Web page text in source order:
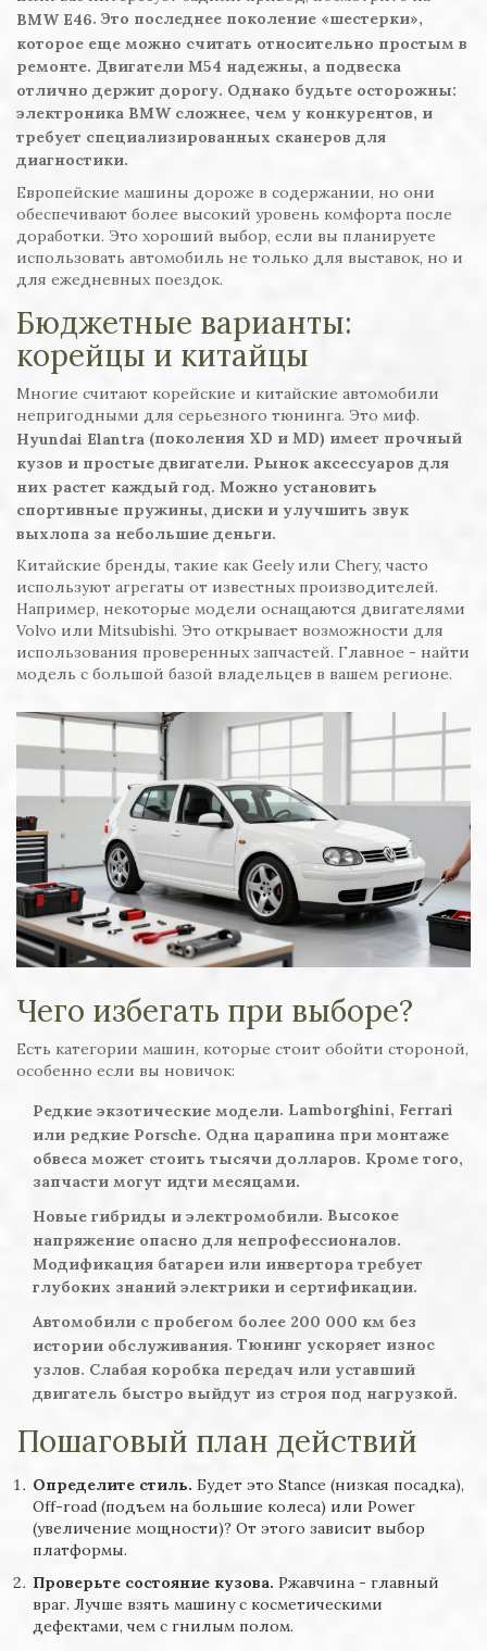
BMW E46. Это последнее поколение «шестерки»,
которое еще можно считать относительно простым в
ремонте. Двигатели M54 надежны, а подвеска
отлично держит дорогу. Однако будьте осторожны:
электроника BMW сложнее, чем у конкурентов, и
требует специализированных сканеров для
диагностики.
Европейские машины дороже в содержании, но они
обеспечивают более высокий уровень комфорта после
доработки. Это хороший выбор, если вы планируете
использовать автомобиль не только для выставок, но и
для ежедневных поездок.
Бюджетные варианты:
корейцы и китайцы
Многие считают корейские и китайские автомобили
непригодными для серьезного тюнинга. Это миф.
Hyundai Elantra (поколения XD и MD) имеет прочный
кузов и простые двигатели. Рынок аксессуаров для
них растет каждый год. Можно установить
спортивные пружины, диски и улучшить звук
выхлопа за небольшие деньги.
Китайские бренды, такие как Geely или Chery, часто
используют агрегаты от известных производителей.
Например, некоторые модели оснащаются двигателями
Volvo или Mitsubishi. Это открывает возможности для
использования проверенных запчастей. Главное - найти
модель с большой базой владельцев в вашем регионе.
Чего избегать при выборе?
Есть категории машин, которые стоит обойти стороной,
особенно если вы новичок:
Редкие экзотические модели. Lamborghini, Ferrari
или редкие Porsche. Одна царапина при монтаже
обвеса может стоить тысячи долларов. Кроме того,
запчасти могут идти месяцами.
Новые гибриды и электромобили. Высокое
напряжение опасно для непрофессионалов.
Модификация батареи или инвертора требует
глубоких знаний электрики и сертификации.
Автомобили с пробегом более 200 000 км без
истории обслуживания. Тюнинг ускоряет износ
узлов. Слабая коробка передач или уставший
двигатель быстро выйдут из строя под нагрузкой.
Пошаговый план действий
Определите стиль. Будет это Stance (низкая посадка),
Off-road (подъем на большие колеса) или Power
(увеличение мощности)? От этого зависит выбор
платформы.
Проверьте состояние кузова. Ржавчина - главный
враг. Лучше взять машину с косметическими
дефектами, чем с гнилым полом.